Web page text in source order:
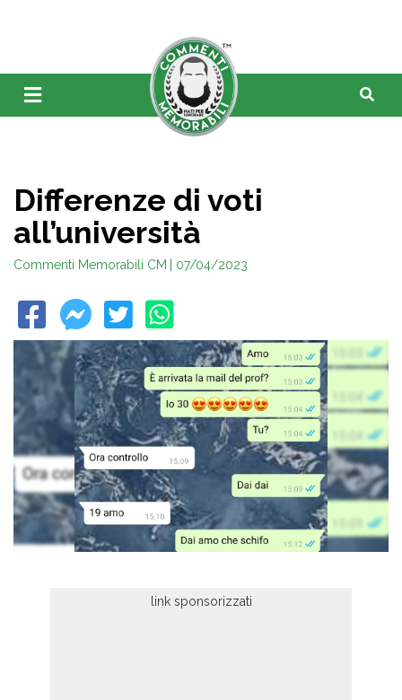
Differenze di voti
all’università
Commenti Memorabili CM | 07/04/2023